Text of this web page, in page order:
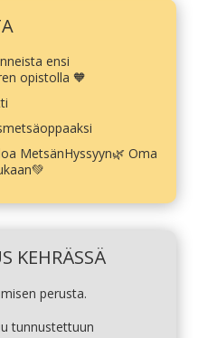
ensi
opistolla 🧡
MetsänHyssyyn🌿 Oma
KEHRÄSSÄ
perusta.
tunnustettuun